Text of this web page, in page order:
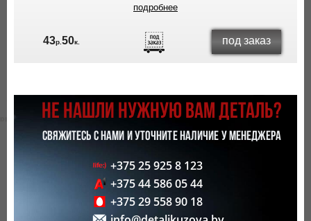
подробнее
43р.50к. под заказ
НЕ НАШЛИ НУЖНУЮ ВАМ ДЕТАЛЬ?
СВЯЖИТЕСЬ С НАМИ И УТОЧНИТЕ НАЛИЧИЕ У МЕНЕДЖЕРА
+375 25 925 8 123
+375 44 586 05 44
+375 29 558 90 18